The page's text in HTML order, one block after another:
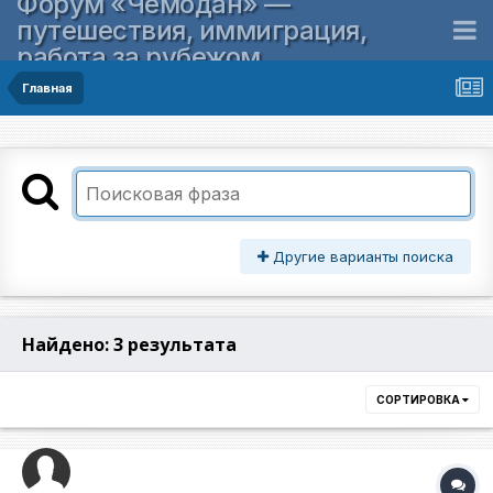
путешествия, иммиграция,
работа за рубежом
Главная
Другие варианты поиска
Найдено: 3 результата
СОРТИРОВКА